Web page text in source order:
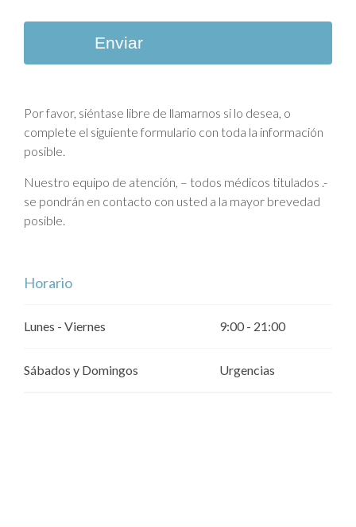
Enviar
Por favor, siéntase libre de llamarnos si lo desea, o
complete el siguiente formulario con toda la información
posible.
Nuestro equipo de atención, – todos médicos titulados .-
se pondrán en contacto con usted a la mayor brevedad
posible.
Horario
Lunes - Viernes 9:00 - 21:00
Sábados y Domingos Urgencias